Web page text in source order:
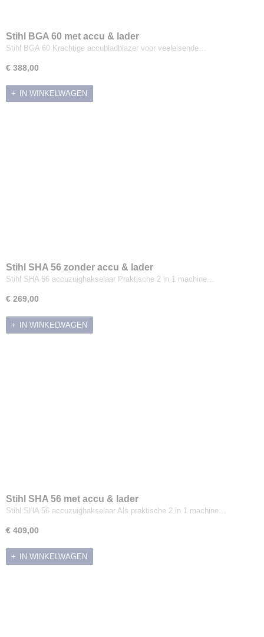
Stihl BGA 60 met accu & lader
Stihl BGA 60 Krachtige accubladblazer voor veeleisende…
€ 388,00
IN WINKELWAGEN
Stihl SHA 56 zonder accu & lader
Stihl SHA 56 accuzuighakselaar Praktische 2 in 1 machine…
€ 269,00
IN WINKELWAGEN
Stihl SHA 56 met accu & lader
Stihl SHA 56 accuzuighakselaar Als praktische 2 in 1 machine…
€ 409,00
IN WINKELWAGEN